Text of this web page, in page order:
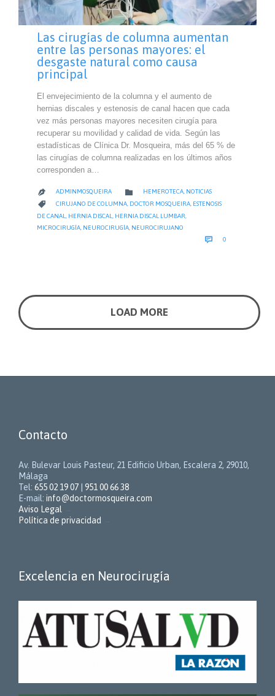
Las cirugías de columna aumentan
entre las personas mayores: el
desgaste natural como causa
principal
El envejecimiento de la columna y el aumento de
hernias discales y estenosis de canal hacen que cada
vez más personas mayores necesiten cirugía para
recuperar su movilidad y calidad de vida. Según las
estadísticas de Clínica Dr. Mosqueira, más del 65 % de
las cirugías de columna realizadas en los últimos años
corresponden a…
 ADMINMOSQUEIRA  CATEGORY
HEMEROTECA, NOTICIAS
 CATEGORY
CIRUJANO DE COLUMNA, DOCTOR MOSQUEIRA, ESTENOSIS
DE CANAL
HERNIA DISCAL HERNIA DISCAL LUMBAR
MICROCIRUGÍA NEUROCIRUGÍA NEUROCIRUJANO
 0
LOAD MORE
Contacto
Av. Bulevar Louis Pasteur, 21 Edificio Urban, Escalera 2, 29010,
Málaga
Tel: 655 02 19 07
951 00 66 38
E-mail: info@doctormosqueira.com
Aviso Legal →
Política de privacidad →
Excelencia en Neurocirugía